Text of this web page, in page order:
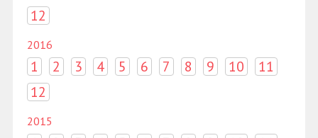
12
2016
1 2 3 4 5 6 7 8 9 10
11
12
2015